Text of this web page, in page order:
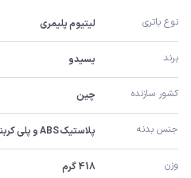
نوع باتری لیتیوم پلیمری
برند یسیدو
کشور سازنده چین
جنس بدنه پلاستیک ABS و پلی کربنات
وزن 418 گرم